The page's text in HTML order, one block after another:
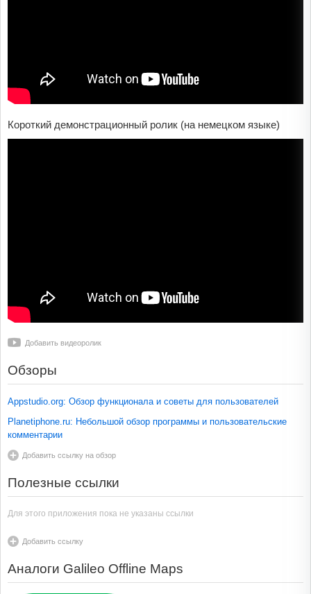
Короткий демонстрационный ролик (на немецком языке)
Добавить видеоролик
Обзоры
Appstudio.org: Обзор функционала и советы для пользователей
Planetiphone.ru: Небольшой обзор программы и пользовательские
комментарии
Добавить ссылку на обзор
Полезные ссылки
Для этого приложения пока не указаны ссылки
Добавить ссылку
Аналоги Galileo Offline Maps